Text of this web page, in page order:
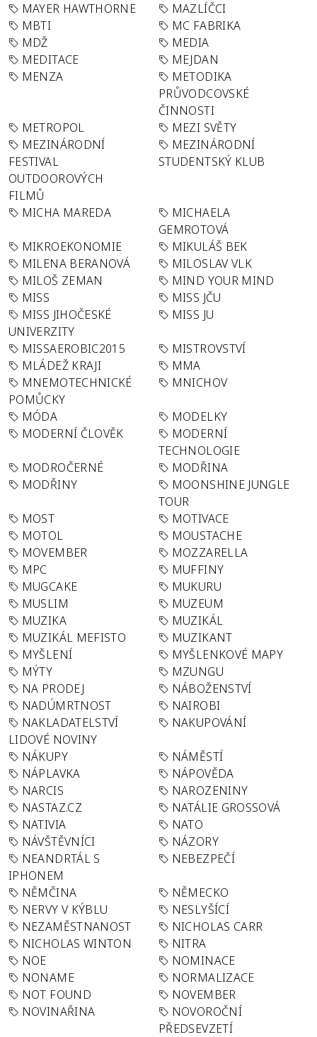
MAYER HAWTHORNE
MAZLÍČCI
MBTI
MC FABRIKA
MDŽ
MEDIA
MEDITACE
MEJDAN
MENZA
METODIKA
PRŮVODCOVSKÉ
ČINNOSTI
METROPOL
MEZI SVĚTY
MEZINÁRODNÍ
FESTIVAL
OUTDOOROVÝCH
FILMŮ
MEZINÁRODNÍ
STUDENTSKÝ KLUB
MICHA MAREDA
MICHAELA
GEMROTOVÁ
MIKROEKONOMIE
MIKULÁŠ BEK
MILENA BERANOVÁ
MILOSLAV VLK
MILOŠ ZEMAN
MIND YOUR MIND
MISS
MISS JČU
MISS JIHOČESKÉ
UNIVERZITY
MISS JU
MISSAEROBIC2015
MISTROVSTVÍ
MLÁDEŽ KRAJI
MMA
MNEMOTECHNICKÉ
POMŮCKY
MNICHOV
MÓDA
MODELKY
MODERNÍ ČLOVĚK
MODERNÍ
TECHNOLOGIE
MODROČERNÉ
MODŘINA
MODŘINY
MOONSHINE JUNGLE
TOUR
MOST
MOTIVACE
MOTOL
MOUSTACHE
MOVEMBER
MOZZARELLA
MPC
MUFFINY
MUGCAKE
MUKURU
MUSLIM
MUZEUM
MUZIKA
MUZIKÁL
MUZIKÁL MEFISTO
MUZIKANT
MYŠLENÍ
MYŠLENKOVÉ MAPY
MÝTY
MZUNGU
NA PRODEJ
NÁBOŽENSTVÍ
NADÚMRTNOST
NAIROBI
NAKLADATELSTVÍ
LIDOVÉ NOVINY
NAKUPOVÁNÍ
NÁKUPY
NÁMĚSTÍ
NÁPLAVKA
NÁPOVĚDA
NARCIS
NAROZENINY
NASTAZ.CZ
NATÁLIE GROSSOVÁ
NATIVIA
NATO
NÁVŠTĚVNÍCI
NÁZORY
NEANDRTÁL S
IPHONEM
NEBEZPEČÍ
NĚMČINA
NĚMECKO
NERVY V KÝBLU
NESLYŠÍCÍ
NEZAMĚSTNANOST
NICHOLAS CARR
NICHOLAS WINTON
NITRA
NOE
NOMINACE
NONAME
NORMALIZACE
NOT FOUND
NOVEMBER
NOVINAŘINA
NOVOROČNÍ
PŘEDSEVZETÍ